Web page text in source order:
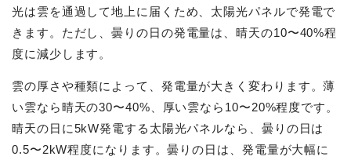
光は雲を通過して地上に届くため、太陽光パネルで発電で
きます。ただし、曇りの日の発電量は、晴天の10〜40%程
度に減少します。
雲の厚さや種類によって、発電量が大きく変わります。薄
い雲なら晴天の30〜40%、厚い雲なら10〜20%程度です。
晴天の日に5kW発電する太陽光パネルなら、曇りの日は
0.5〜2kW程度になります。曇りの日は、発電量が大幅に